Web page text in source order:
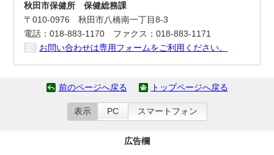
秋田市保健所 保健総務課
〒010-0976 秋田市八橋南一丁目8-3
電話：018-883-1170 ファクス：018-883-1171
お問い合わせは専用フォームをご利用ください。
前のページへ戻る トップページへ戻る
表示 PC スマートフォン
広告欄